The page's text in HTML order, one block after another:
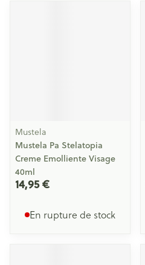
Mustela
Mustela Pa Stelatopia
Creme Emolliente Visage
40ml
14,95 €
En rupture de stock